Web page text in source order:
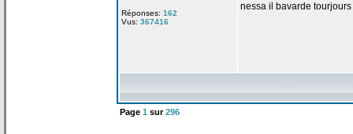
Réponses: 162
Vus: 367416
nessa il bavarde tourjours
Page 1 sur296